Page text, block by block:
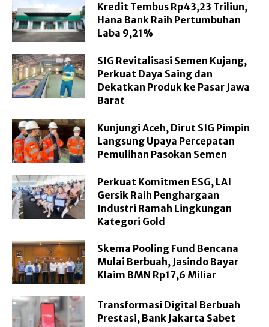
Kredit Tembus Rp43,23 Triliun,
Hana Bank Raih Pertumbuhan
Laba 9,21%
SIG Revitalisasi Semen Kujang,
Perkuat Daya Saing dan
Dekatkan Produk ke Pasar Jawa
Barat
Kunjungi Aceh, Dirut SIG Pimpin
Langsung Upaya Percepatan
Pemulihan Pasokan Semen
Perkuat Komitmen ESG, LAI
Gersik Raih Penghargaan
Industri Ramah Lingkungan
Kategori Gold
Skema Pooling Fund Bencana
Mulai Berbuah, Jasindo Bayar
Klaim BMN Rp17,6 Miliar
Transformasi Digital Berbuah
Prestasi, Bank Jakarta Sabet